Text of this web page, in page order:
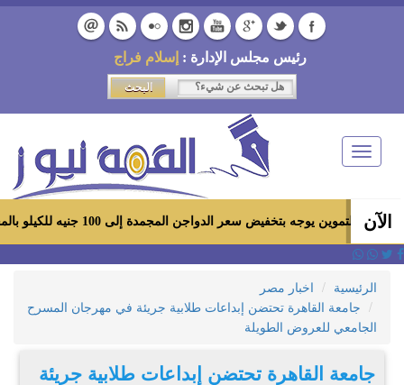
رئيس مجلس الإدارة : إسلام فراج
Toggle
navigation
الآن
يوجه بتخفيض سعر الدواجن المجمدة إلى 100 جنيه للكيلو بالمجمعات الاستهلاكية ومعارض «أهلاً رمضان»
الرئيسية
اخبار مصر
جامعة القاهرة تحتضن إبداعات طلابية جريئة في مهرجان المسرح
الجامعي للعروض الطويلة
جامعة القاهرة تحتضن إبداعات طلابية جريئة